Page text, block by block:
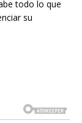
todo lo que
su